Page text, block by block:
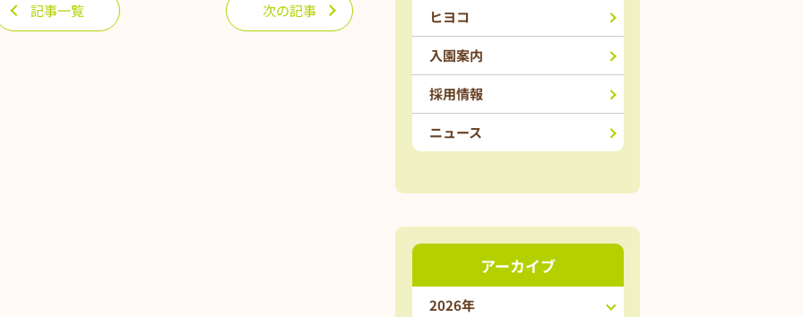
記事一覧 次の記事 ヒヨコ
入園案内
採用情報
ニュース
アーカイブ
2026年